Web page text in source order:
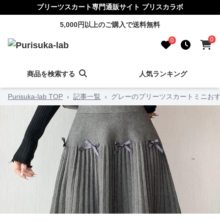
プリーツスカート専門通販サイト プリスカラボ
5,000円以上のご購入で送料無料
0 0
商品を検索する 人気ランキング
Purisuka-lab TOP › 記事一覧 › グレーのプリーツスカートミニお